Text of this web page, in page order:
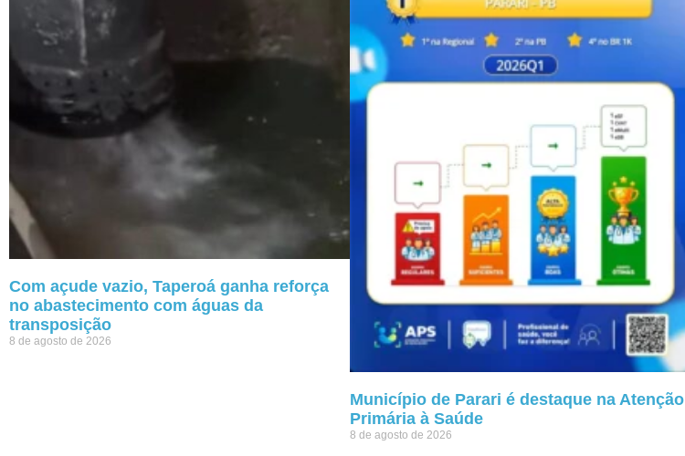
Com açude vazio, Taperoá ganha reforça
no abastecimento com águas da
transposição
8 de agosto de 2026
Município de Parari é destaque na Atenção
Primária à Saúde
8 de agosto de 2026